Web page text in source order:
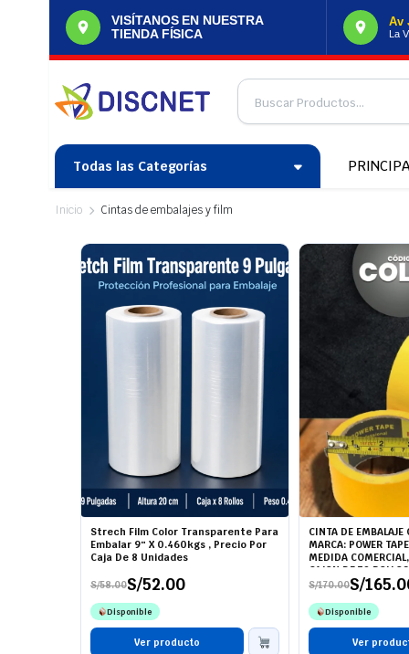
VISÍTANOS EN NUESTRA
TIENDA FÍSICA
Av
La
Todas las Categorías
Inicio Cintas de embalajes y film
Strech Film Color Transparente Para
Embalar 9″ X 0.460kgs , Precio Por
Caja De 8 Unidades
S/58.00
El
precio
original
era:
S/58.00.
S/52.00
El
precio
actual
es:
S/52.00.
Disponible
Ver producto
CINTA DE EMBALAJE
MARCA: POWER
MEDIDA
CAJON DE 72 ROLLOS
S/170.00
El
precio
original
era:
S/170.00.
S/
El
precio
actual
es:
S/165.00.
Disponible
Ver